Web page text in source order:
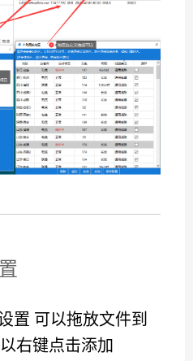
置 可以拖放文件到
右键点击添加